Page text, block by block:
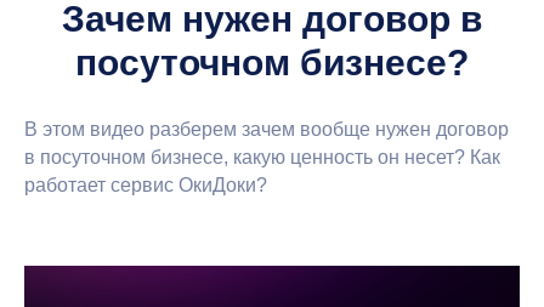
Зачем нужен договор в
посуточном бизнесе?
В этом видео разберем зачем вообще нужен договор
в посуточном бизнесе, какую ценность он несет? Как
работает сервис ОкиДоки?